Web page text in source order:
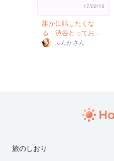
17/02/15
誰かに話したくな
る！渋谷とってお...
ぶんかさん
旅のしおり